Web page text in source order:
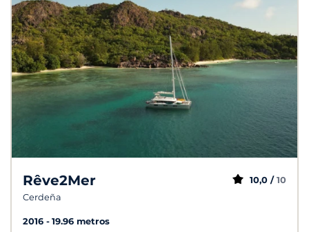
Rêve2Mer
Cerdeña
10,0 / 10
2016
19.96 metros